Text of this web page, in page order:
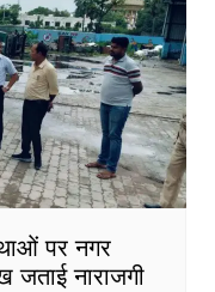
पर नगर
नाराजगी